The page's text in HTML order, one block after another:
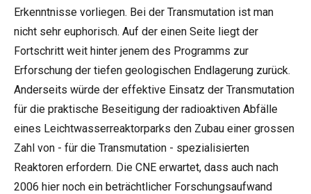
Erkenntnisse vorliegen. Bei der Transmutation ist man
nicht sehr euphorisch. Auf der einen Seite liegt der
Fortschritt weit hinter jenem des Programms zur
Erforschung der tiefen geologischen Endlagerung zurück.
Anderseits würde der effektive Einsatz der Transmutation
für die praktische Beseitigung der radioaktiven Abfälle
eines Leichtwasserreaktorparks den Zubau einer grossen
Zahl von - für die Transmutation - spezialisierten
Reaktoren erfordern. Die CNE erwartet, dass auch nach
2006 hier noch ein beträchtlicher Forschungsaufwand